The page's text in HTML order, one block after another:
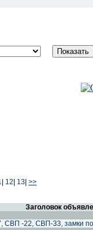
12 13 >>
Заголовок
СВП -22, СВП-33, замки